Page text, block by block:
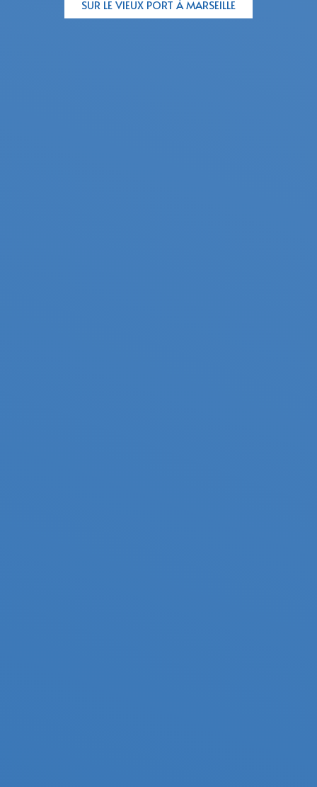
SUR LE VIEUX PORT À MARSEILLE